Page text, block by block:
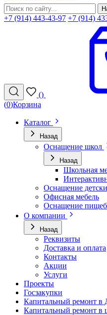
+7 (914) 443-43-97 +7 (914)
()
(0)Корзина
Каталог
Назад
Оснащение школ
Назад
Школьная
Оснащение
Офисная мебель
Оснащение
О компании
Назад
Реквизиты
Доставка и оплата
Контакты
Акции
Услуги
Проекты
Госзакупки
Капитальный ремонт
Капитальный ремонт в